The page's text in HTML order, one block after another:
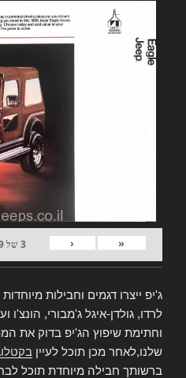
«
‹
3של
ג'יפ ייצרו דגמים וחבילות
לרדו, גולדן-איגל ג'מבורי, הונצ'ו
וחתימת שיפוץ הג'יפ בדוק את
שלנו,לאחר מכן תוכל לעיין
ברשותך חבילה מיוחדת תוכל